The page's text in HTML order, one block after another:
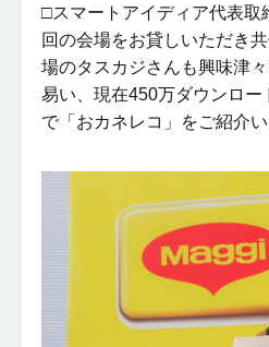
□スマートアイディア代表取
回の会場をお貸しいただき
場のタスカジさんも興味津
易い、現在450万ダウンロー
で「おカネレコ」をご紹介い